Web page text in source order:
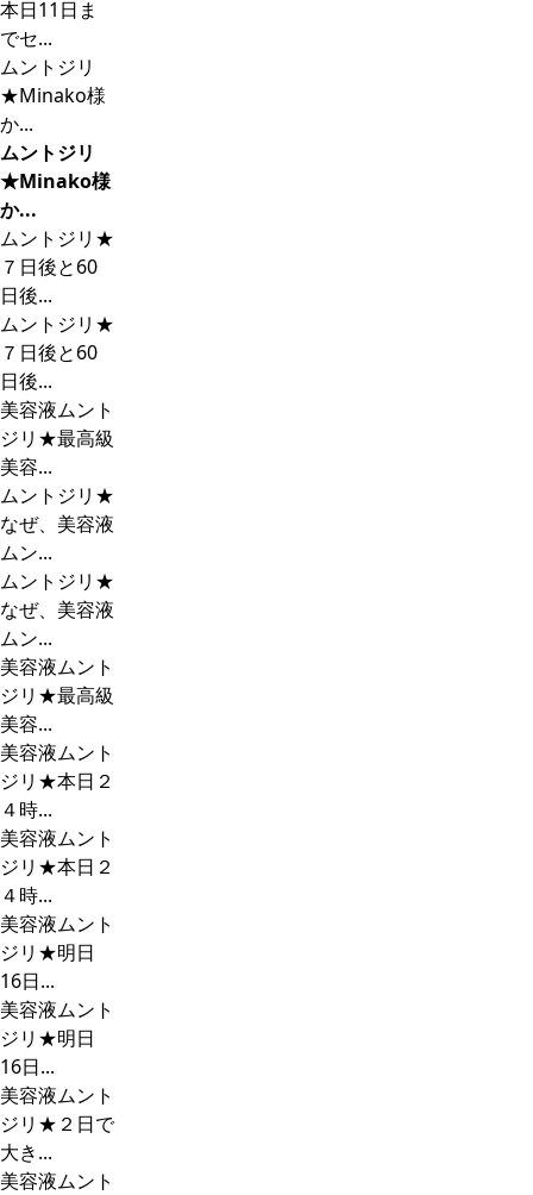
本日11日ま
でセ...
ムントジリ
★Minako様
か...
ムントジリ
★Minako様
か...
ムントジリ★
７日後と60
日後...
ムントジリ★
７日後と60
日後...
美容液ムント
ジリ★最高級
美容...
ムントジリ★
なぜ、美容液
ムン...
ムントジリ★
なぜ、美容液
ムン...
美容液ムント
ジリ★最高級
美容...
美容液ムント
ジリ★本日２
４時...
美容液ムント
ジリ★本日２
４時...
美容液ムント
ジリ★明日
16日...
美容液ムント
ジリ★明日
16日...
美容液ムント
ジリ★２日で
大き...
美容液ムント